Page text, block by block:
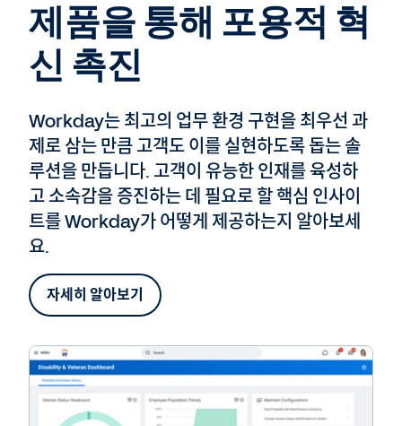
제품을 통해 포용적 혁
신 촉진
Workday는 최고의 업무 환경 구현을 최우선 과
제로 삼는 만큼 고객도 이를 실현하도록 돕는 솔
루션을 만듭니다. 고객이 유능한 인재를 육성하
고 소속감을 증진하는 데 필요로 할 핵심 인사이
트를 Workday가 어떻게 제공하는지 알아보세
요.
자세히 알아보기